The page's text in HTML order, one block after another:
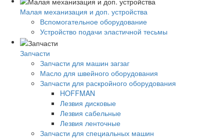
Малая механизация и доп. устройства
Вспомогательное оборудование
Устройство подачи эластичной тесьмы
Запчасти
Запчасти для машин загзаг
Масло для швейного оборудования
Запчасти для раскройного оборудования
HOFFMAN
Лезвия дисковые
Лезвия сабельные
Лезвия ленточные
Запчасти для специальных машин